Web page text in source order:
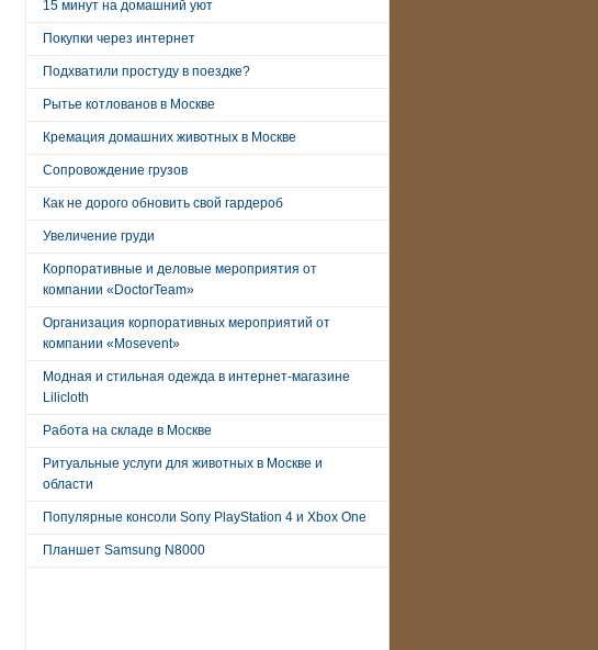
15 минут на домашний уют
Покупки через интернет
Подхватили простуду в поездке?
Рытье котлованов в Москве
Кремация домашних животных в Москве
Сопровождение грузов
Как не дорого обновить свой гардероб
Увеличение груди
Корпоративные и деловые мероприятия от
компании «DoctorTeam»
Организация корпоративных мероприятий от
компании «Mosevent»
Модная и стильная одежда в интернет-магазине
Lilicloth
Работа на складе в Москве
Ритуальные услуги для животных в Москве и
области
Популярные консоли Sony PlayStation 4 и Xbox One
Планшет Samsung N8000